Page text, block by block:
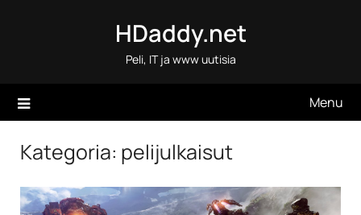
HDaddy.net
Peli, IT ja www uutisia
Menu
Kategoria: pelijulkaisut